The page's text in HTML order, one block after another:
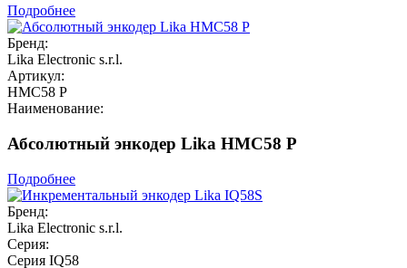
Подробнее
Бренд:
Lika Electronic s.r.l.
Артикул:
HMC58 P
Наименование:
Абсолютный энкодер Lika HMC58 P
Подробнее
Бренд:
Lika Electronic s.r.l.
Серия:
Серия IQ58